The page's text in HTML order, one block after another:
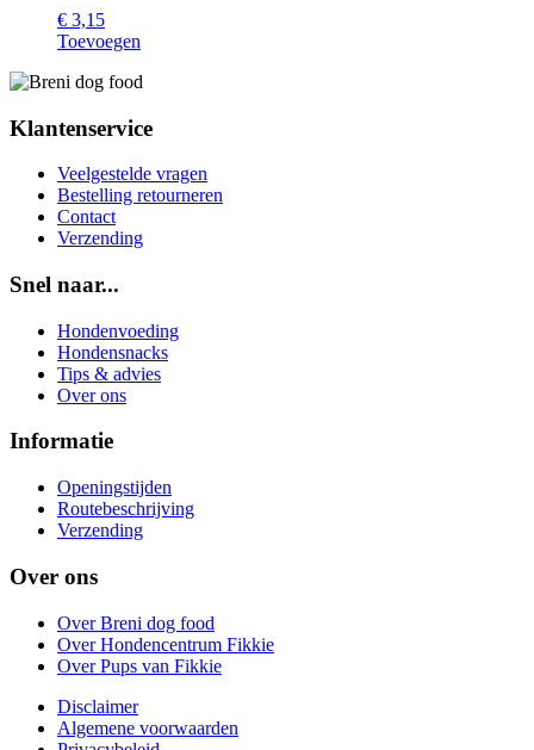
€ 3,15
Toevoegen
Klantenservice
Veelgestelde vragen
Bestelling retourneren
Contact
Verzending
Snel naar...
Hondenvoeding
Hondensnacks
Tips & advies
Over ons
Informatie
Openingstijden
Routebeschrijving
Verzending
Over ons
Over Breni dog food
Over Hondencentrum Fikkie
Over Pups van Fikkie
Disclaimer
Algemene voorwaarden